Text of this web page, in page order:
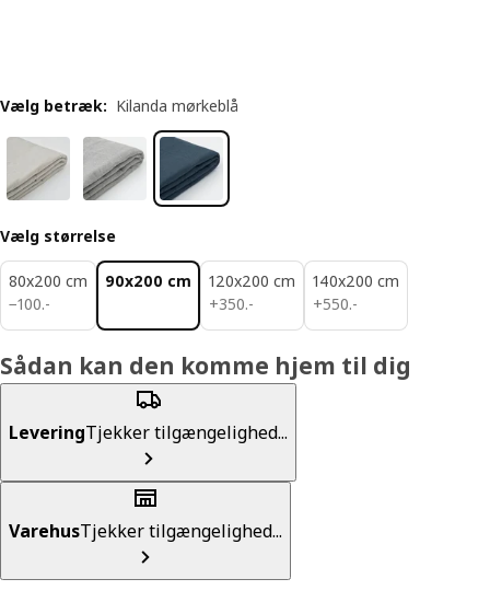
Vælg betræk: Kilanda mørkeblå
Vælg størrelse
80x200 cm
−100.-
100.-
90x200 cm
120x200 cm
+350.-
350.-
140x200 cm
+550.-
550.-
Sådan kan den komme hjem til dig
LeveringTjekker tilgængelighed...
VarehusTjekker tilgængelighed...